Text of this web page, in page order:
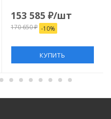
153 585 ₽/шт
170 650₽ -10%
КУПИТЬ